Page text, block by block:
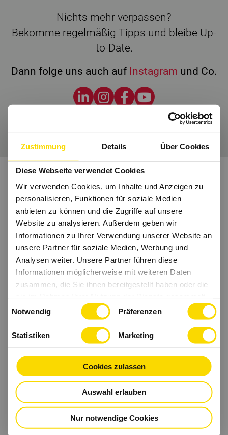
Zustimmung Details Über Cookies
Diese Webseite verwendet Cookies
Wir verwenden Cookies, um Inhalte und Anzeigen zu
personalisieren, Funktionen für soziale Medien
anbieten zu können und die Zugriffe auf unsere
Website zu analysieren. Außerdem geben wir
Informationen zu Ihrer Verwendung unserer Website an
unsere Partner für soziale Medien, Werbung und
Analysen weiter. Unsere Partner führen diese
Informationen möglicherweise mit weiteren Daten
zusammen, die Sie ihnen bereitgestellt haben oder die
haben.
Notwendig Präferenzen
Statistiken Marketing
Cookies zulassen
Auswahl erlauben
Nur notwendige Cookies
Nichts mehr verpassen?
Bekomme regelmäßig Tipps und bleibe Up-
to-Date.
Dann folge uns auch auf Instagram und Co.
Wir freuen uns auf Dich.